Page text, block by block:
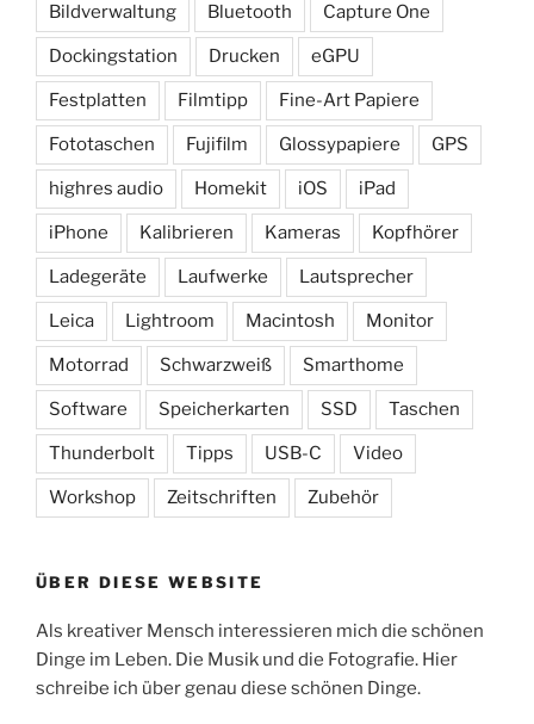
Bildverwaltung Bluetooth Capture One
Dockingstation Drucken eGPU
Festplatten Filmtipp Fine-Art Papiere
Fototaschen Fujifilm Glossypapiere GPS
highres audio Homekit iOS iPad
iPhone Kalibrieren Kameras Kopfhörer
Ladegeräte Laufwerke Lautsprecher
Leica Lightroom Macintosh Monitor
Motorrad Schwarzweiß Smarthome
Software Speicherkarten SSD Taschen
Thunderbolt Tipps USB-C Video
Workshop Zeitschriften Zubehör
ÜBER DIESE WEBSITE
Als kreativer Mensch interessieren mich die schönen
Dinge im Leben. Die Musik und die Fotografie. Hier
schreibe ich über genau diese schönen Dinge.